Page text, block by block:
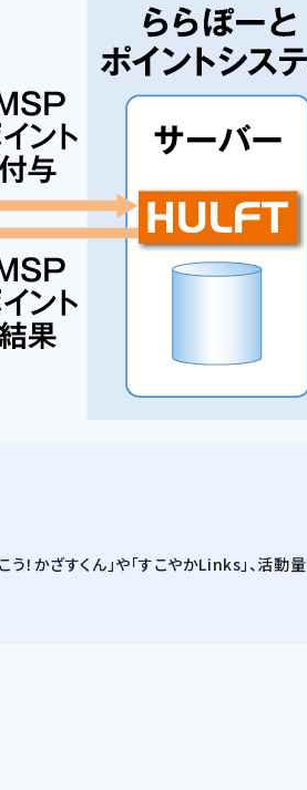
！かざすくん」や「すこやかLinks」、活動量